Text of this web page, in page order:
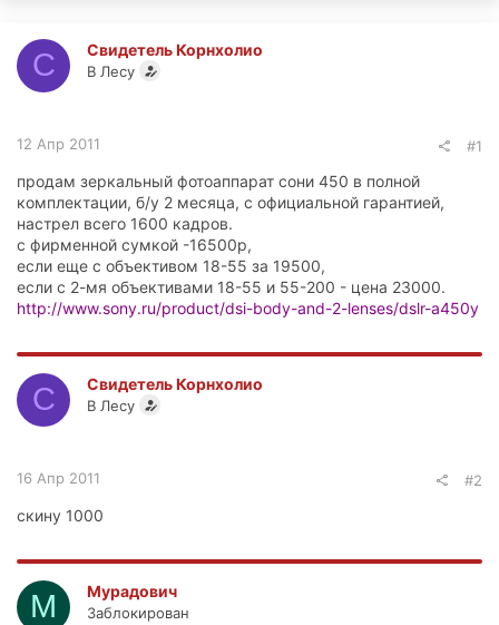
С Свидетель Корнхолио
В Лесу
12 Апр 2011 #1
продам зеркальный фотоаппарат сони 450 в полной
комплектации, б/у 2 месяца, с официальной гарантией,
настрел всего 1600 кадров.
с фирменной сумкой -16500р,
если еще с объективом 18-55 за 19500,
если с 2-мя объективами 18-55 и 55-200 - цена 23000.
http://www.sony.ru/product/dsi-body-and-2-lenses/dslr-a450y
С Свидетель Корнхолио
В Лесу
16 Апр 2011 #2
скину 1000
М Мурадович
Заблокирован